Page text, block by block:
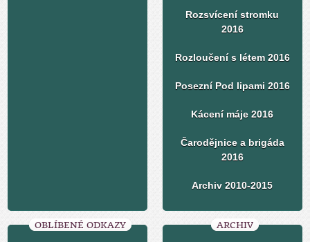
Rozsvícení stromku
2016
Rozloučení s létem 2016
Posezní Pod lipami 2016
Kácení máje 2016
Čarodějnice a brigáda
2016
Archiv 2010-2015
OBLÍBENÉ ODKAZY ARCHIV